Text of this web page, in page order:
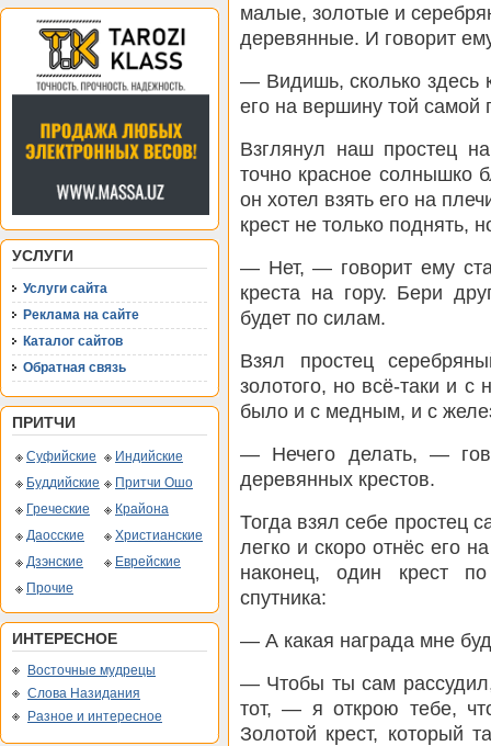
УСЛУГИ
Услуги сайта
Реклама на сайте
Каталог сайтов
Обратная связь
ПРИТЧИ
Суфийские
Индийские
Буддийские
Притчи Ошо
Греческие
Крайона
Даосские
Христианские
Дзэнские
Еврейские
Прочие
ИНТЕРЕСНОЕ
Восточные мудрецы
Слова Назидания
Разное и интересное
малые, золотые и
деревянные. И говорит
— Видишь, сколько здесь
его на вершину той самой
Взглянул наш простец
точно красное солнышко
он хотел взять его на
крест не только поднять,
— Нет, — говорит ему
креста на гору. Бери
будет по силам.
Взял простец
золотого, но всё-таки и
было и с медным, и с
— Нечего делать, —
деревянных крестов.
Тогда взял себе простец
легко и скоро отнёс его
наконец, один крест
спутника:
— А какая награда мне
— Чтобы ты сам
тот, — я открою тебе,
Золотой крест, который